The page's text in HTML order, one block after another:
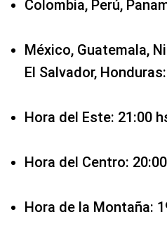
Colombia, Perú,
México, Guatemala,
El Salvador,
Hora del Este: 21:00
Hora del Centro:
Hora de la Montaña: